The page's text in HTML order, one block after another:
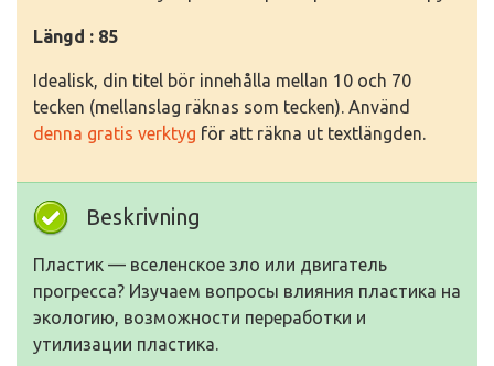
Längd : 85
Idealisk, din titel bör innehålla mellan 10 och 70
tecken (mellanslag räknas som tecken). Använd
denna gratis verktyg för att räkna ut textlängden.
Beskrivning
Пластик — вселенское зло или двигатель
прогресса? Изучаем вопросы влияния пластика на
экологию, возможности переработки и
утилизации пластика.